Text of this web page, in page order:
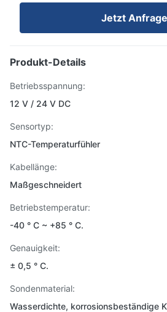
Jetzt
Produkt-Details
Betriebsspannung:
12 V / 24 V DC
Sensortyp:
NTC-Temperaturfühler
Kabellänge:
Maßgeschneidert
Betriebstemperatur:
-40 ° C ~ +85 ° C.
Genauigkeit:
± 0,5 ° C.
Sondenmaterial:
Wasserdichte, korrosionsbeständige